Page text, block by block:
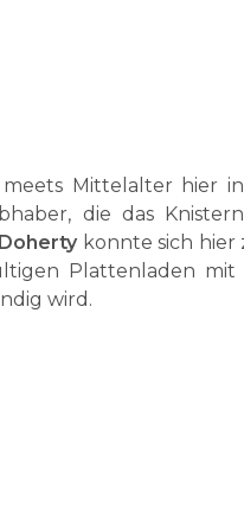
meets Mittelalter hier
die das
konnte sich
Plattenladen
wird.